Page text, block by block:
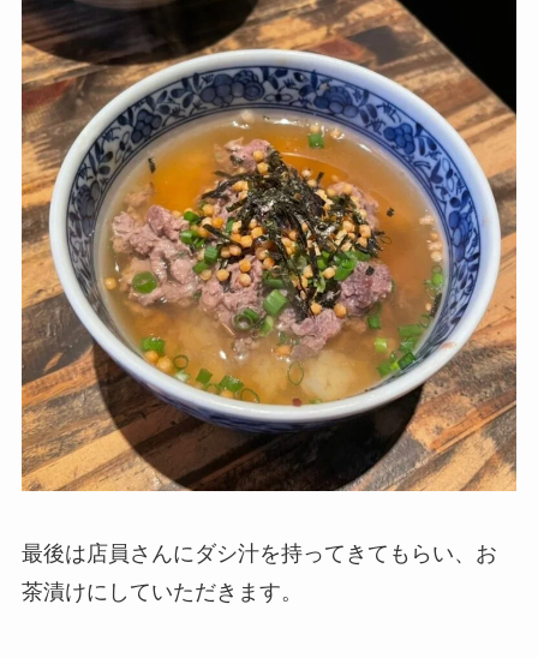
最後は店員さんにダシ汁を持ってきてもらい、お
茶漬けにしていただきます。